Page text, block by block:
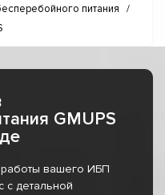
питания
/
GMUPS
вашего ИБП
с детальной